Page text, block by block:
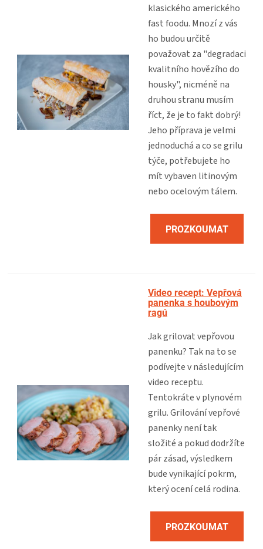
klasického amerického
fast foodu. Mnozí z vás
ho budou určitě
považovat za "degradaci
kvalitního hovězího do
housky", nicméně na
druhou stranu musím
říct, že je to fakt dobrý!
Jeho příprava je velmi
jednoduchá a co se grilu
týče, potřebujete ho
mít vybaven litinovým
nebo ocelovým tálem.
PROZKOUMAT
Video recept: Vepřová
panenka s houbovým
ragú
Jak grilovat vepřovou
panenku? Tak na to se
podívejte v následujícím
video receptu.
Tentokráte v plynovém
grilu.Grilování vepřové
panenky není tak
složité a pokud dodržíte
pár zásad, výsledkem
bude vynikající pokrm,
který ocení celá rodina.
PROZKOUMAT